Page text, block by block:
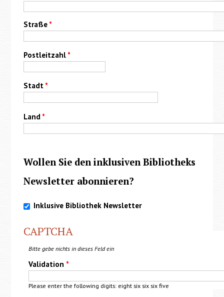
Straße *
Postleitzahl *
Stadt *
Land *
Wollen Sie den inklusiven Bibliotheks
Newsletter abonnieren?
Inklusive Bibliothek Newsletter
CAPTCHA
Bitte gebe nichts in dieses Feld ein
Validation *
Please enter the following digits: eight six six six five